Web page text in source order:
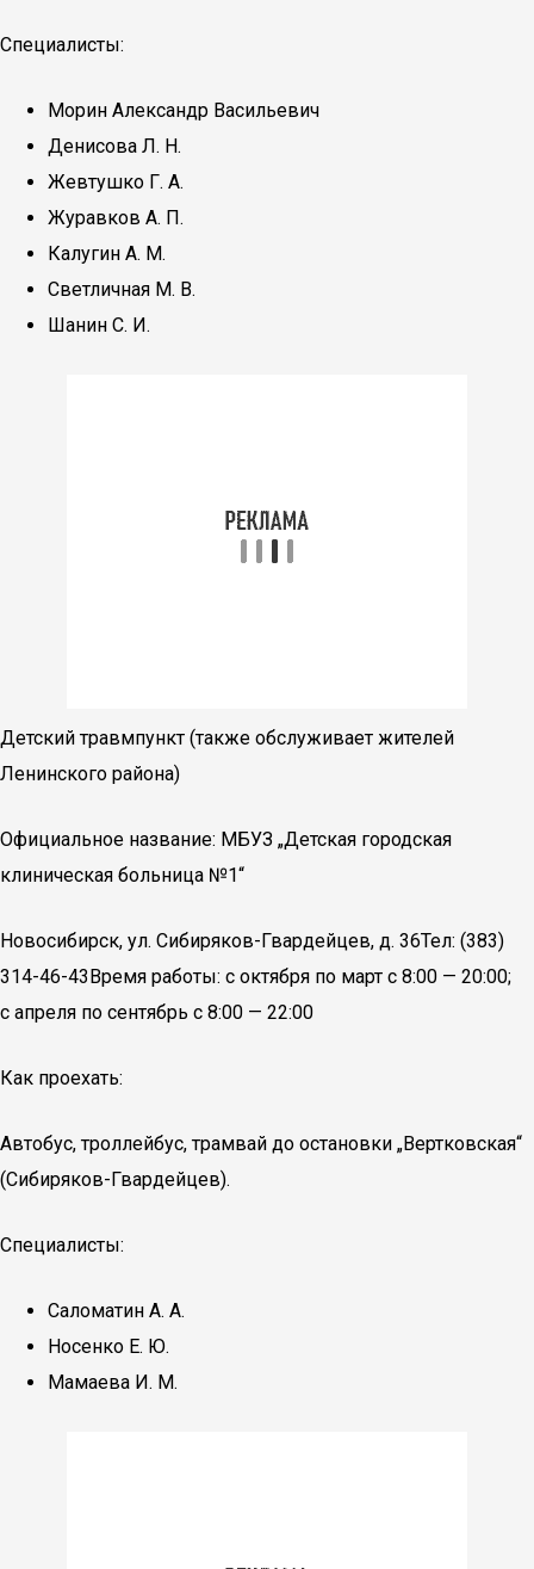
Специалисты:
Морин Александр Васильевич
Денисова Л. Н.
Жевтушко Г. А.
Журавков А. П.
Калугин А. М.
Светличная М. В.
Шанин С. И.
Детский травмпункт (также обслуживает жителей
Ленинского района)
Официальное название: МБУЗ „Детская городская
клиническая больница №1“
Новосибирск, ул. Сибиряков-Гвардейцев, д. 36Тел: (383)
314-46-43Время работы: с октября по март с 8:00 — 20:00;
с апреля по сентябрь с 8:00 — 22:00
Как проехать:
Автобус, троллейбус, трамвай до остановки „Вертковская“
(Сибиряков-Гвардейцев).
Специалисты:
Саломатин А. А.
Носенко Е. Ю.
Мамаева И. М.